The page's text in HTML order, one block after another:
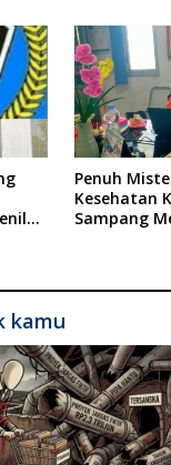
Indonesia
Penuh
Kesehatan
Sampang
kamu